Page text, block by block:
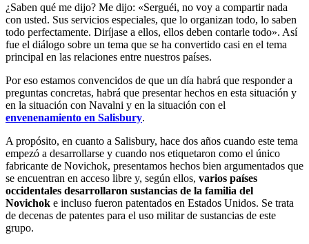
¿Saben qué me dijo? Me dijo: «Serguéi, no voy a compartir nada
con usted. Sus servicios especiales, que lo organizan todo, lo saben
todo perfectamente. Diríjase a ellos, ellos deben contarle todo». Así
fue el diálogo sobre un tema que se ha convertido casi en el tema
principal en las relaciones entre nuestros países.
Por eso estamos convencidos de que un día habrá que responder a
preguntas concretas, habrá que presentar hechos en esta situación y
en la situación con Navalni y en la situación con el
envenenamiento en Salisbury.
A propósito, en cuanto a Salisbury, hace dos años cuando este tema
empezó a desarrollarse y cuando nos etiquetaron como el único
fabricante de Novichok, presentamos hechos bien argumentados que
se encuentran en acceso libre y, según ellos, varios países
occidentales desarrollaron sustancias de la familia del
Novichok e incluso fueron patentados en Estados Unidos. Se trata
de decenas de patentes para el uso militar de sustancias de este
grupo.